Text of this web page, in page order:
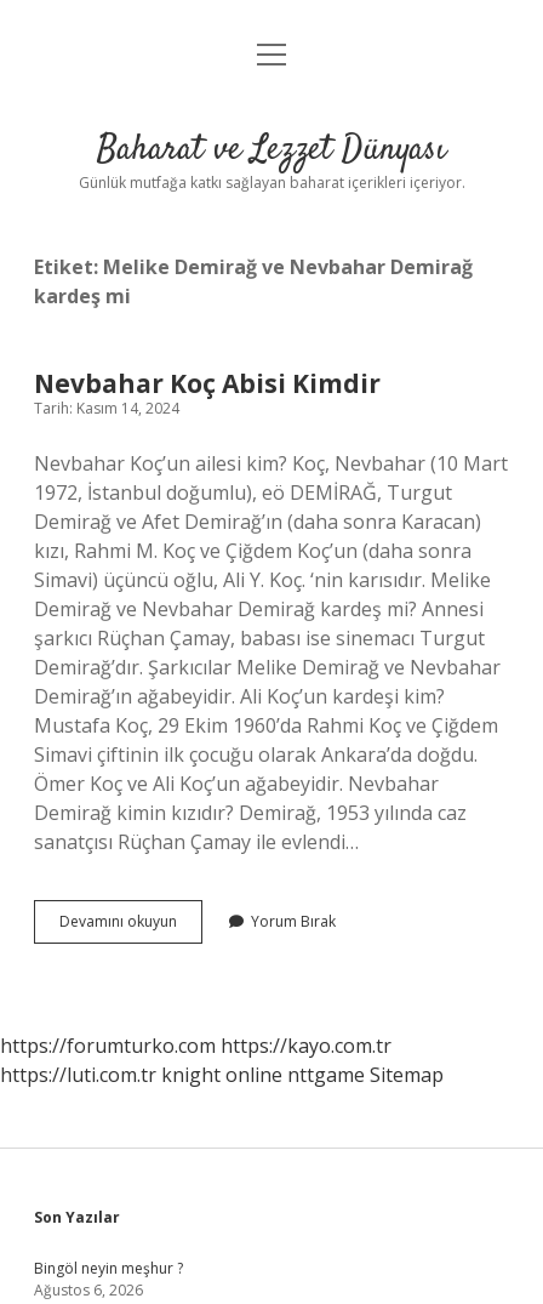
Anasayfa
Yasal Uyarı
menüyü
Baharat ve Lezzet Dünyası
Günlük mutfağa katkı sağlayan baharat içerikleri içeriyor.
Etiket: Melike Demirağ ve Nevbahar Demirağ
kardeş mi
Nevbahar Koç Abisi Kimdir
Tarih: Kasım 14, 2024
Nevbahar Koç’un ailesi kim? Koç, Nevbahar (10 Mart
1972, İstanbul doğumlu), eö DEMİRAĞ, Turgut
Demirağ ve Afet Demirağ’ın (daha sonra Karacan)
kızı, Rahmi M. Koç ve Çiğdem Koç’un (daha sonra
Simavi) üçüncü oğlu, Ali Y. Koç. ‘nin karısıdır. Melike
Demirağ ve Nevbahar Demirağ kardeş mi? Annesi
şarkıcı Rüçhan Çamay, babası ise sinemacı Turgut
Demirağ’dır. Şarkıcılar Melike Demirağ ve Nevbahar
Demirağ’ın ağabeyidir. Ali Koç’un kardeşi kim?
Mustafa Koç, 29 Ekim 1960’da Rahmi Koç ve Çiğdem
Simavi çiftinin ilk çocuğu olarak Ankara’da doğdu.
Ömer Koç ve Ali Koç’un ağabeyidir. Nevbahar
Demirağ kimin kızıdır? Demirağ, 1953 yılında caz
sanatçısı Rüçhan Çamay ile evlendi…
Devamını okuyun Nevbahar
Koç
Yorum Bırak
https://forumturko.com https://kayo.com.tr
https://luti.com.tr knight online nttgame Sitemap
Sidebar
Son Yazılar
Bingöl neyin meşhur ?
Ağustos 6, 2026